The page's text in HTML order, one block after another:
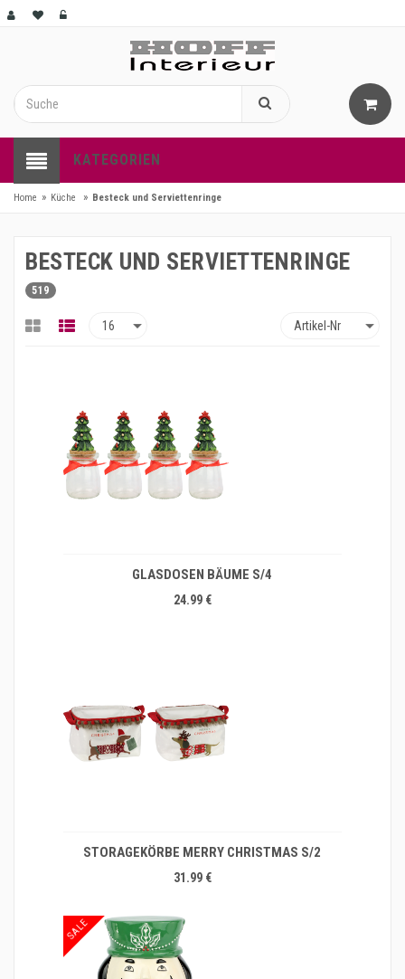
KATEGORIEN
Home » Küche » Besteck und Serviettenringe
BESTECK UND SERVIETTENRINGE
519
GLASDOSEN BÄUME S/4
24.99 €
STORAGEKÖRBE MERRY CHRISTMAS S/2
31.99 €
SALE